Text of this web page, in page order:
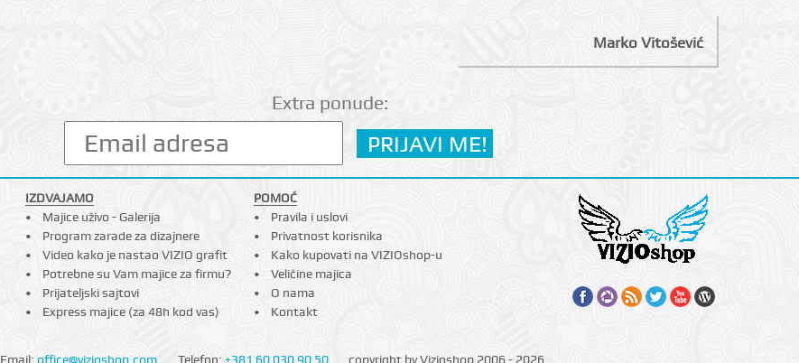
Marko Vitošević
Extra ponude:
IZDVAJAMO
Majice uživo - Galerija
Program zarade za dizajnere
Video kako je nastao VIZIO grafit
Potrebne su Vam majice za firmu?
Prijateljski sajtovi
Express majice (za 48h kod vas)
POMOĆ
Pravila i uslovi
Privatnost korisnika
Kako kupovati na VIZIOshop-u
Veličine majica
O nama
Kontakt
Email: office@vizioshop.com Telefon: +381 60 030 90 50 copyright by Vizioshop 2006 - 2026